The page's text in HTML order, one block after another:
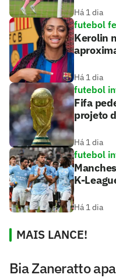
Há 1 dia
futebol
Kerolin
Há 1 dia
futebol
Fifa
projeto
Há 1 dia
futebol
K-
Há 1 dia
MAIS LANCE!
Bia Zaneratto